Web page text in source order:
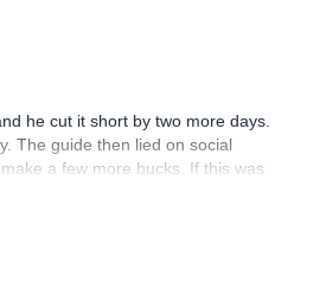
he cut it short by two more days.
The guide then lied on social
a few more bucks. If this was